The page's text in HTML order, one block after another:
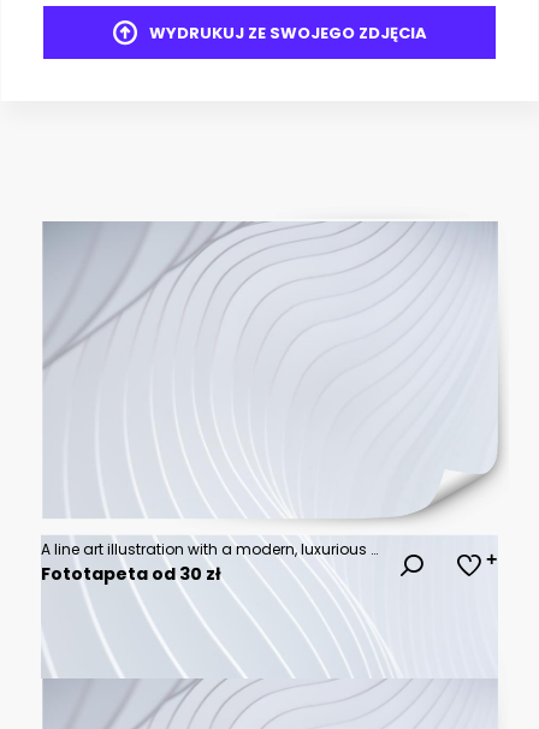
WYDRUKUJ ZE SWOJEGO ZDJĘCIA
A line art illustration with a modern, luxurious and minimalist design complemented by a futuristic, digital purple background and vibrant
Fototapeta od 30 zł